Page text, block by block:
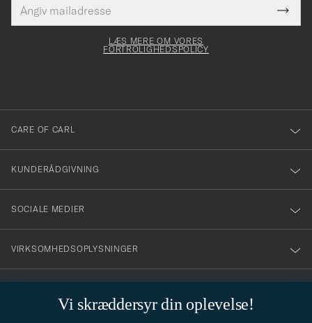
Vi skræddersyr din oplevelse!
mailadresse
skal
Tack
för
dig
till
vårt
nyhetsbrev!
LÆS MERE OM VORES
FORTROLIGHEDSPOLICY
CARE OF CARL
KUNDERÅDGIVNING
SOCIALE MEDIER
VIRKSOMHEDSOPLYSNINGER